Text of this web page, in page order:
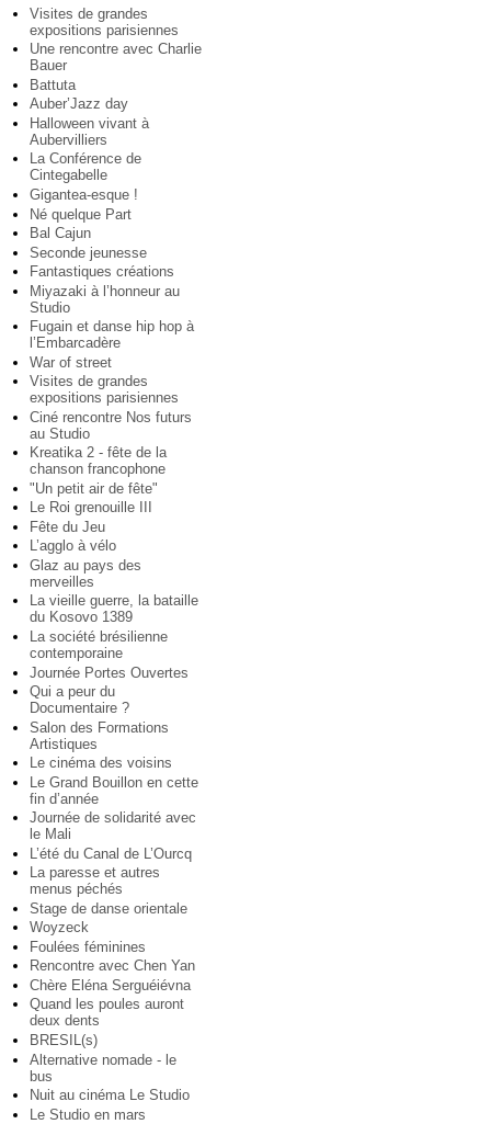
Visites de grandes
expositions parisiennes
Une rencontre avec Charlie
Bauer
Battuta
Auber’Jazz day
Halloween vivant à
Aubervilliers
La Conférence de
Cintegabelle
Gigantea-esque !
Né quelque Part
Bal Cajun
Seconde jeunesse
Fantastiques créations
Miyazaki à l’honneur au
Studio
Fugain et danse hip hop à
l’Embarcadère
War of street
Visites de grandes
expositions parisiennes
Ciné rencontre Nos futurs
au Studio
Kreatika 2 - fête de la
chanson francophone
"Un petit air de fête"
Le Roi grenouille III
Fête du Jeu
L’agglo à vélo
Glaz au pays des
merveilles
La vieille guerre, la bataille
du Kosovo 1389
La société brésilienne
contemporaine
Journée Portes Ouvertes
Qui a peur du
Documentaire ?
Salon des Formations
Artistiques
Le cinéma des voisins
Le Grand Bouillon en cette
fin d’année
Journée de solidarité avec
le Mali
L’été du Canal de L’Ourcq
La paresse et autres
menus péchés
Stage de danse orientale
Woyzeck
Foulées féminines
Rencontre avec Chen Yan
Chère Eléna Serguéiévna
Quand les poules auront
deux dents
BRESIL(s)
Alternative nomade - le
bus
Nuit au cinéma Le Studio
Le Studio en mars